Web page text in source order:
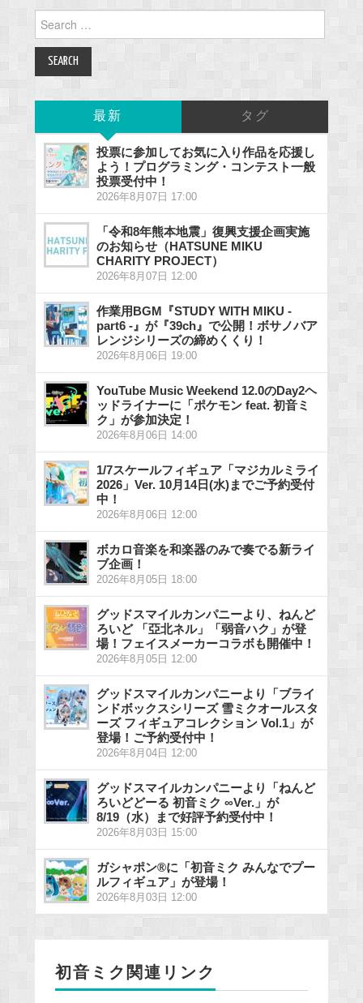
Search
for:
最新 タグ
投票に参加してお気に入り作品を応援し
よう！プログラミング・コンテスト一般
投票受付中！
2026年8月07日 17:00
「令和8年熊本地震」復興支援企画実施
のお知らせ（HATSUNE MIKU
CHARITY PROJECT）
2026年8月07日 12:00
作業用BGM『STUDY WITH MIKU -
part6 -』が『39ch』で公開！ボサノバア
レンジシリーズの締めくくり！
2026年8月06日 19:00
YouTube Music Weekend 12.0のDay2ヘ
ッドライナーに「ポケモン feat. 初音ミ
ク」が参加決定！
2026年8月06日 14:00
1/7スケールフィギュア「マジカルミライ
2026」Ver. 10月14日(水)までご予約受付
中！
2026年8月06日 12:00
ボカロ音楽を和楽器のみで奏でる新ライ
ブ企画！
2026年8月05日 18:00
グッドスマイルカンパニーより、ねんど
ろいど 「亞北ネル」「弱音ハク」が登
場！フェイスメーカーコラボも開催中！
2026年8月05日 12:00
グッドスマイルカンパニーより「ブライ
ンドボックスシリーズ 雪ミクオールスタ
ーズ フィギュアコレクション Vol.1」が
登場！ご予約受付中！
2026年8月04日 12:00
グッドスマイルカンパニーより「ねんど
ろいどどーる 初音ミク ∞Ver.」が
8/19（水）まで好評予約受付中！
2026年8月03日 15:00
ガシャポン®に「初音ミク みんなでプー
ルフィギュア」が登場！
2026年8月03日 12:00
初音ミク関連リンク